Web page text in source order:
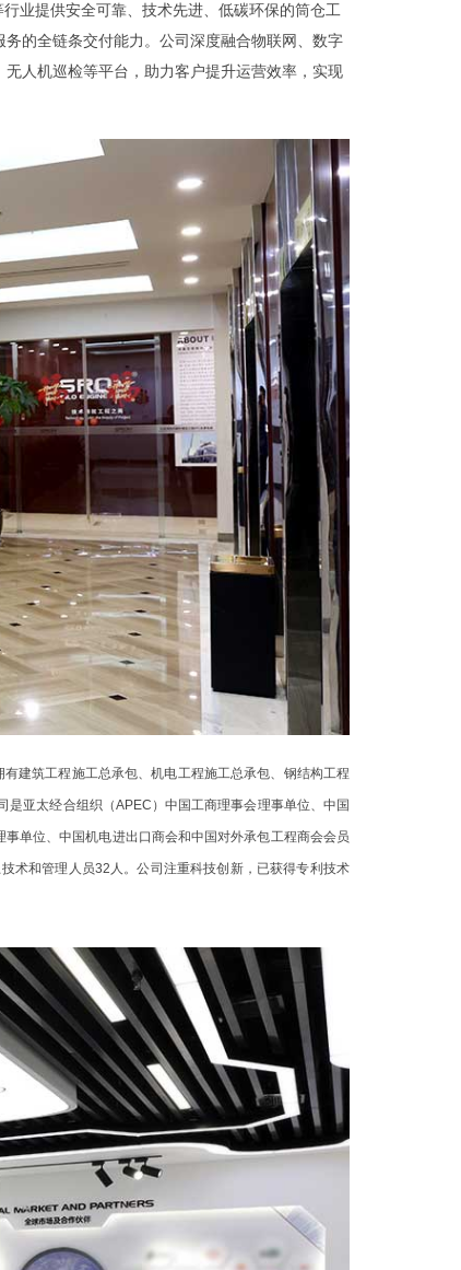
业提供安全可靠、技术先进、低碳环保的筒仓工
的全链条交付能力。公司深度融合物联网、数字
人机巡检等平台，助力客户提升运营效率，实现
建筑工程施工总承包、机电工程施工总承包、钢结构工程
亚太经合组织（APEC）中国工商理事会理事单位、中国
单位、中国机电进出口商会和中国对外承包工程商会会员
术和管理人员32人。公司注重科技创新，已获得专利技术